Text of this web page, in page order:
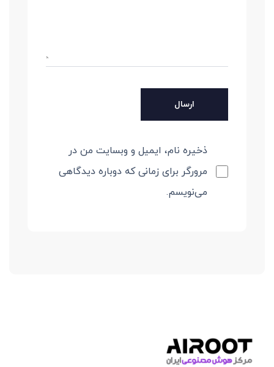
ذخیره نام، ایمیل و وبسایت من در
مرورگر برای زمانی که دوباره دیدگاهی
می‌نویسم.